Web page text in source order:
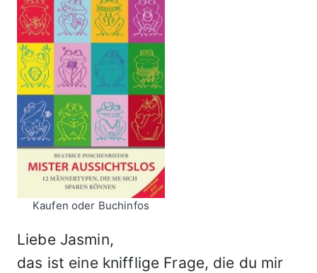
Kaufen oder Buchinfos
Liebe Jasmin,
das ist eine knifflige Frage, die du mir